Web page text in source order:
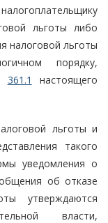
льготы либо
налоговой льготы
порядку,
361.1
настоящего
льготы и
такого
уведомления о
об отказе
утверждаются
власти,